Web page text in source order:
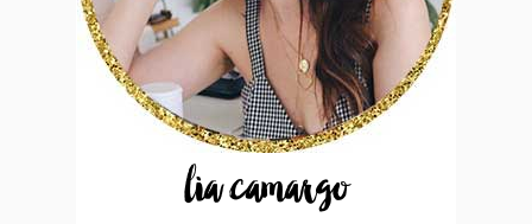
lia camargo